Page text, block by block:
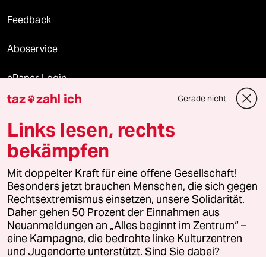
Feedback
Aboservice
ePaper Login
Downloads für Abonnierende
© 2026 taz Verlags und Vertriebs GmbH
Alle Rechte vorbehalten. Bei rechtlichen Fragen oder für Genehmigungen
wenden Sie sich bitte an
lizenzen@taz.de
Feedback Redaktionsstatut Kommune-Richtlinien
Leitlinie Informant Datenschutz Impressum AGB
taz zahl ich Gerade nicht
Links lesen, rechts
bekämpfen
Mit doppelter Kraft für eine offene Gesellschaft!
Besonders jetzt brauchen Menschen, die sich gegen
Rechtsextremismus einsetzen, unsere Solidarität.
Daher gehen 50 Prozent der Einnahmen aus
Neuanmeldungen an „Alles beginnt im Zentrum“ –
eine Kampagne, die bedrohte linke Kulturzentren
und Jugendorte unterstützt. Sind Sie dabei?